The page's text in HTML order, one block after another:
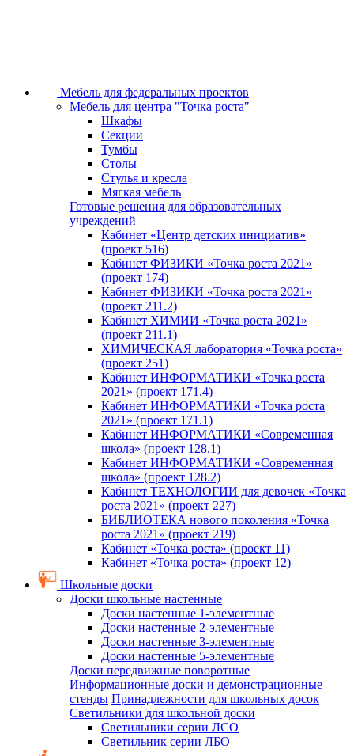
Мебель для федеральных проектов
Мебель для центра "Точка роста"
Шкафы
Секции
Тумбы
Столы
Стулья и кресла
Мягкая мебель
Готовые решения для образовательных
учреждений
Кабинет «Центр детских инициатив»
(проект 516)
Кабинет ФИЗИКИ «Точка роста 2021»
(проект 174)
Кабинет ФИЗИКИ «Точка роста 2021»
(проект 211.2)
Кабинет ХИМИИ «Точка роста 2021»
(проект 211.1)
ХИМИЧЕСКАЯ лаборатория «Точка роста»
(проект 251)
Кабинет ИНФОРМАТИКИ «Точка роста
2021» (проект 171.4)
Кабинет ИНФОРМАТИКИ «Точка роста
2021» (проект 171.1)
Кабинет ИНФОРМАТИКИ «Современная
школа» (проект 128.1)
Кабинет ИНФОРМАТИКИ «Современная
школа» (проект 128.2)
Кабинет ТЕХНОЛОГИИ для девочек «Точка
роста 2021» (проект 227)
БИБЛИОТЕКА нового поколения «Точка
роста 2021» (проект 219)
Кабинет «Точка роста» (проект 11)
Кабинет «Точка роста» (проект 12)
Школьные доски
Доски школьные настенные
Доски настенные 1-элементные
Доски настенные 2-элементные
Доски настенные 3-элементные
Доски настенные 5-элементные
Доски передвижные поворотные
Информационные доски и демонстрационные
стенды Принадлежности для школьных досок
Светильники для школьной доски
Светильники серии ЛСО
Светильник серии ЛБО